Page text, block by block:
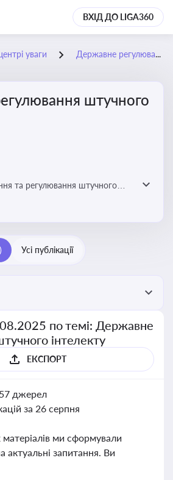
ВХІД ДО LIGA360
уваги Державне регулювання штучного інтелекту
штучного
та регулювання штучного
— від управління бізнесом
Усі публікації
по темі: Державне
інтелекту
ЕКСПОРТ
джерел
за 26 серпня
матеріалів ми сформували
актуальні запитання. Ви